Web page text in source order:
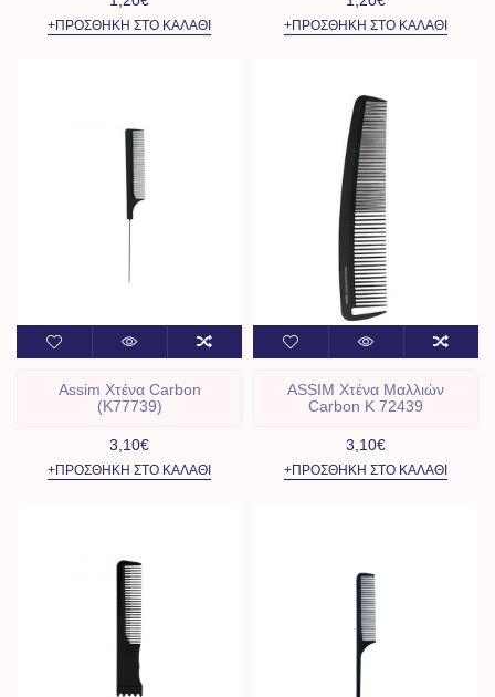
+ΠΡΟΣΘΉΚΗ ΣΤΟ ΚΑΛΆΘΙ +ΠΡΟΣΘΉΚΗ ΣΤΟ ΚΑΛΆΘΙ
Assim Χτένα Carbon
(Κ77739)
3,10€
+ΠΡΟΣΘΉΚΗ ΣΤΟ ΚΑΛΆΘΙ
ASSIM Χτένα Μαλλιών
Carbon Κ 72439
3,10€
+ΠΡΟΣΘΉΚΗ ΣΤΟ ΚΑΛΆΘΙ